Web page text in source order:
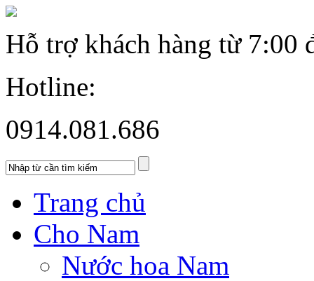
Hỗ trợ khách hàng từ 7:00
Hotline:
0914.081.686
Trang chủ
Cho Nam
Nước hoa Nam